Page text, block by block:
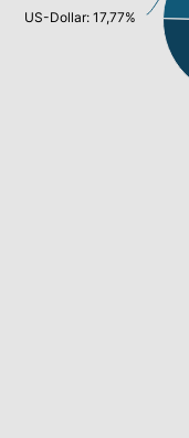
US-Dollar: 17,77%